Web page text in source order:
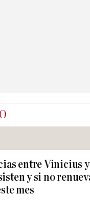
entre Vinicius
y si no
mes